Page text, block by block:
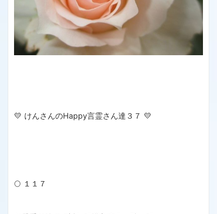
💛 けんさんのHappy言霊さん達３７ 💛
🌕 １１７